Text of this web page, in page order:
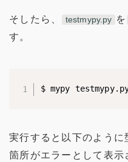
そしたら、 testmypy.py を
す。
$ mypy
実行すると以下のよう
箇所がエラーとして表示